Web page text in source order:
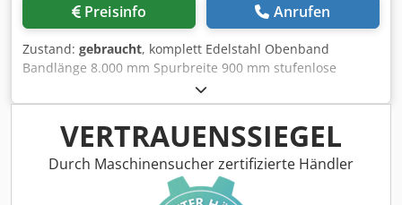
Preisinfo Anrufen
Zustand: gebraucht, komplett Edelstahl Obenband
Bandlänge 8.000 mm Spurbreite 900 mm stufenlose
Geschwindigkeit Wasserzirkulation elektrische
Hebevorrichtung Abmessungen (L x B x H): ± 9.000 x 1.800
x 3.850 mm Crodpfxjzkabmj Aqvef
VERTRAUENSSIEGEL
Durch Maschinensucher zertifizierte Händler